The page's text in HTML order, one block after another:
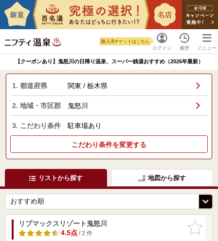
ログイン
購入済チケットはこちら
履歴 メニュー
【クーポンあり】鬼怒川の日帰り温泉、スーパー銭湯おすすめ（2026年最新）
1. 都道府県 関東 / 栃木県
2. 地域・市区郡 鬼怒川
3. こだわり条件 駐車場あり
こだわり条件を変更する
リストから探す 地図から探す
お気に入
りに追加
リブマックスリゾート鬼怒川
4.5点/ 2 件